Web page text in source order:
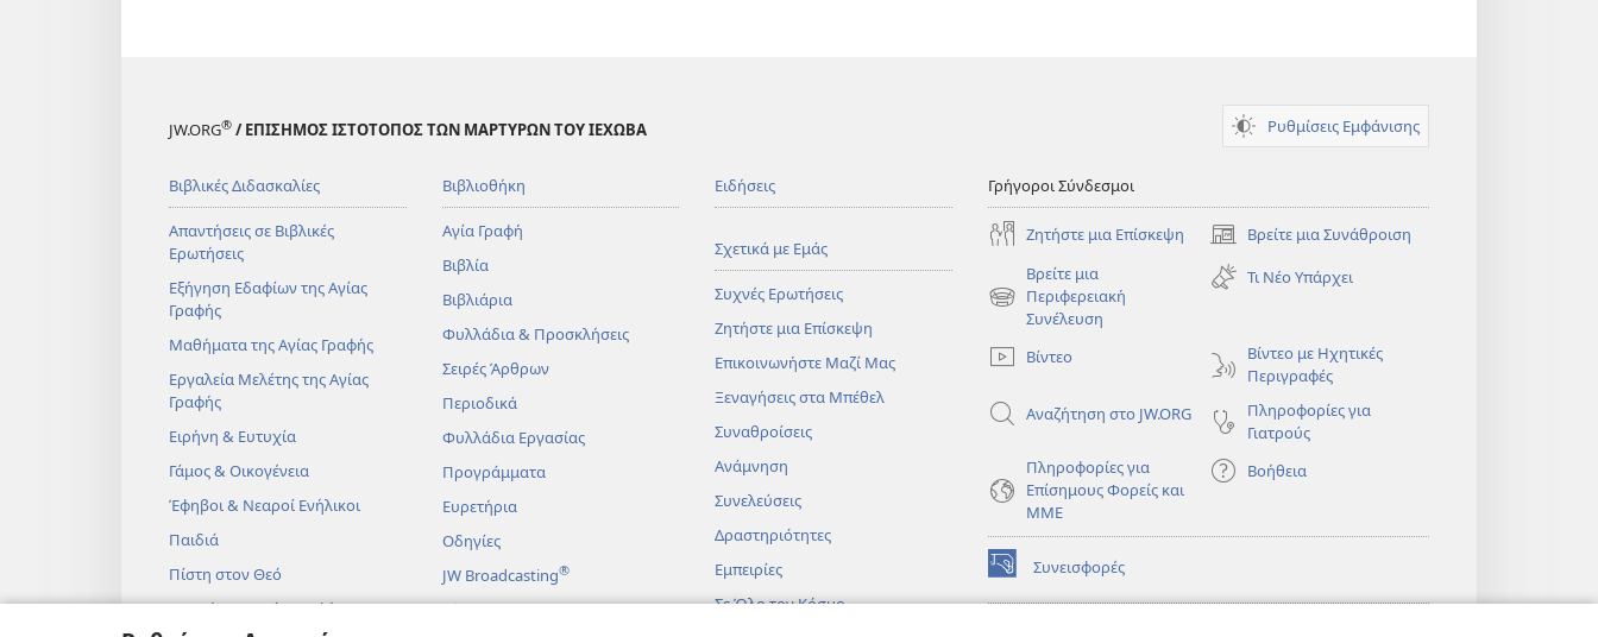
JW.ORG® / ΕΠΙΣΗΜΟΣ ΙΣΤΟΤΟΠΟΣ ΤΩΝ ΜΑΡΤΥΡΩΝ ΤΟΥ ΙΕΧΩΒΑ Ρυθμίσεις Εμφάνισης
Βιβλικές Διδασκαλίες
Απαντήσεις σε Βιβλικές
Ερωτήσεις
Εξήγηση Εδαφίων της Αγίας
Γραφής
Μαθήματα της Αγίας Γραφής
Εργαλεία Μελέτης της Αγίας
Γραφής
Ειρήνη & Ευτυχία
Γάμος & Οικογένεια
Έφηβοι & Νεαροί Ενήλικοι
Παιδιά
Πίστη στον Θεό
Επιστήμη & Αγία Γραφή
Βιβλιοθήκη
Αγία Γραφή
Βιβλία
Βιβλιάρια
Φυλλάδια & Προσκλήσεις
Σειρές Άρθρων
Περιοδικά
Φυλλάδια Εργασίας
Προγράμματα
Ευρετήρια
Οδηγίες
JW Broadcasting®
Βίντεο
Ειδήσεις
Σχετικά με Εμάς
Συχνές Ερωτήσεις
Ζητήστε μια Επίσκεψη
Επικοινωνήστε Μαζί Μας
Ξεναγήσεις στα Μπέθελ
Συναθροίσεις
Ανάμνηση
Συνελεύσεις
Δραστηριότητες
Εμπειρίες
Σε Όλο τον Κόσμο
Γρήγοροι Σύνδεσμοι
Ζητήστε μια Επίσκεψη Βρείτε μια Συνάθροιση
(ανοίγει
νέο
παράθυρο)
Βρείτε μια
Περιφερειακή
Συνέλευση
(ανοίγει
παράθυρο)
Τι Νέο Υπάρχει
Βίντεο
Βίντεο με Ηχητικές
Περιγραφές
Αναζήτηση στο JW.ORG
Πληροφορίες για
Γιατρούς
Πληροφορίες για
Επίσημους Φορείς και
ΜΜΕ
Βοήθεια
Συνεισφορές
(ανοίγει
νέο